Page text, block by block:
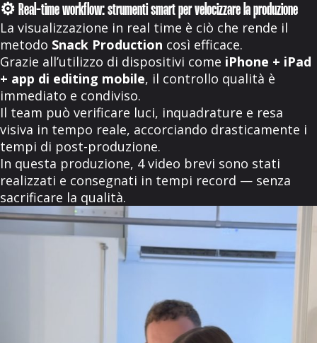
⚙️ Real-time workflow: strumenti smart per velocizzare la produzione
La visualizzazione in real time è ciò che rende il
metodo Snack Production così efficace.
Grazie all’utilizzo di dispositivi come iPhone + iPad
+ app di editing mobile, il controllo qualità è
immediato e condiviso.
Il team può verificare luci, inquadrature e resa
visiva in tempo reale, accorciando drasticamente i
tempi di post-produzione.
In questa produzione, 4 video brevi sono stati
realizzati e consegnati in tempi record — senza
sacrificare la qualità.